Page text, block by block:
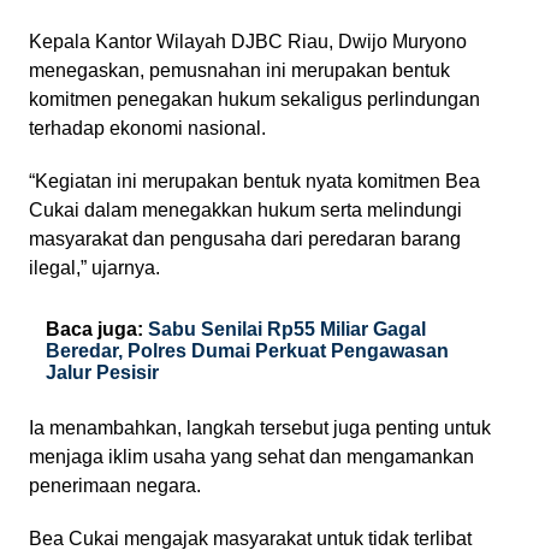
Kepala Kantor Wilayah DJBC Riau, Dwijo Muryono
menegaskan, pemusnahan ini merupakan bentuk
komitmen penegakan hukum sekaligus perlindungan
terhadap ekonomi nasional.
“Kegiatan ini merupakan bentuk nyata komitmen Bea
Cukai dalam menegakkan hukum serta melindungi
masyarakat dan pengusaha dari peredaran barang
ilegal,” ujarnya.
Baca juga: Sabu Senilai Rp55 Miliar Gagal
Beredar, Polres Dumai Perkuat Pengawasan
Jalur Pesisir
Ia menambahkan, langkah tersebut juga penting untuk
menjaga iklim usaha yang sehat dan mengamankan
penerimaan negara.
Bea Cukai mengajak masyarakat untuk tidak terlibat